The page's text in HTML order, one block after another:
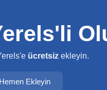
ücretsiz ekleyin.
Hemen Ekleyin